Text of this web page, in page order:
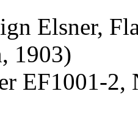
Elsner,
1903)
EF1001-2,